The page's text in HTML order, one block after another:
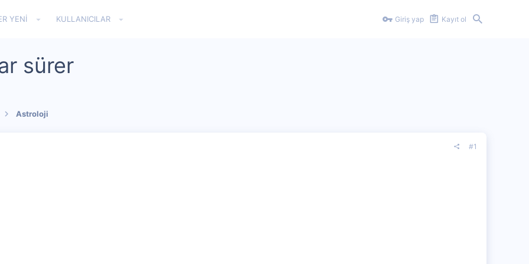
YENI KULLANICILAR Giriş yap Kayıt ol
sürer
Astroloji
#1